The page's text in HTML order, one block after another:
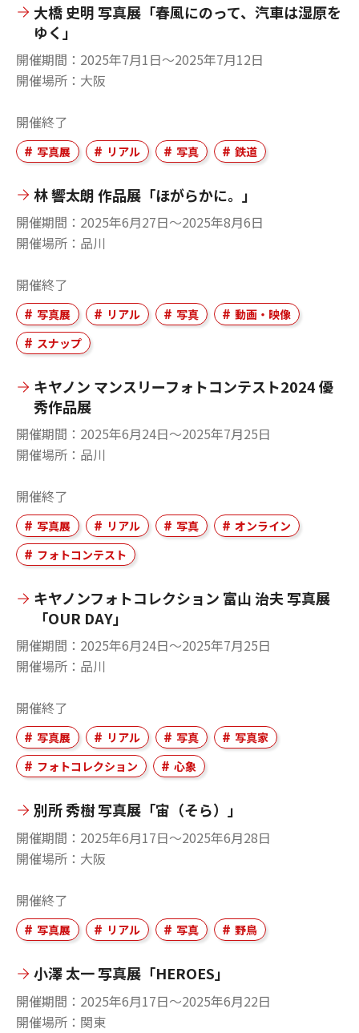
大橋 史明 写真展「春風にのって、汽車は湿原を
ゆく」
開催期間
2025年7月1日〜2025年7月12日
開催場所
大阪
開催終了
写真展 リアル 写真 鉄道
林 響太朗 作品展「ほがらかに。」
開催期間
2025年6月27日〜2025年8月6日
開催場所
品川
開催終了
写真展 リアル 写真
動画・映像
スナップ
キヤノン マンスリーフォトコンテスト2024 優
秀作品展
開催期間
2025年6月24日〜2025年7月25日
開催場所
品川
開催終了
写真展 リアル 写真
オンライン
フォトコンテスト
キヤノンフォトコレクション 富山 治夫 写真展
「OUR DAY」
開催期間
2025年6月24日〜2025年7月25日
開催場所
品川
開催終了
写真展 リアル 写真
写真家
フォトコレクション
心象
別所 秀樹 写真展「宙（そら）」
開催期間
2025年6月17日〜2025年6月28日
開催場所
大阪
開催終了
写真展 リアル 写真 野鳥
小澤 太一 写真展「HEROES」
開催期間
2025年6月17日〜2025年6月22日
開催場所
関東